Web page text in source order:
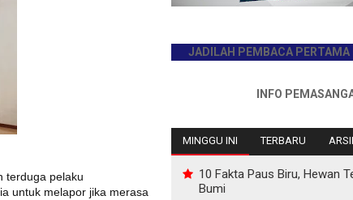
terduga pelaku
untuk melapor jika merasa
JADILAH PEMBACA PERTAMA HARI
INFO PEMASANGAN
MINGGU INI TERBARU
10 Fakta Paus Biru, Hewan
Bumi